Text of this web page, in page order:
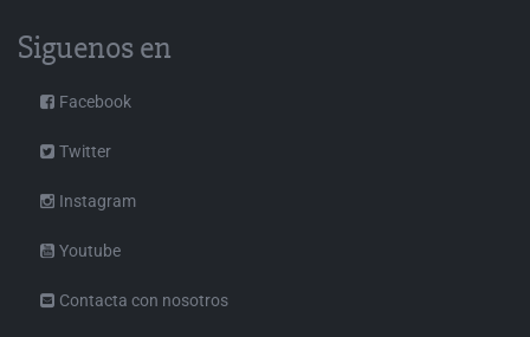
Siguenos en
Facebook
Twitter
Instagram
Youtube
Contacta con nosotros